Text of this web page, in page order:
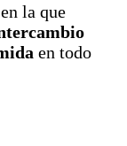
la que
en todo